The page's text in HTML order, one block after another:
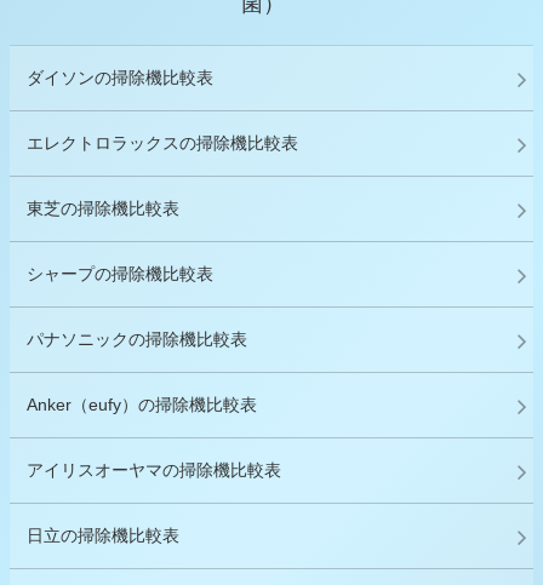
ダイソンの掃除機比較表
エレクトロラックスの掃除機比較表
東芝の掃除機比較表
シャープの掃除機比較表
パナソニックの掃除機比較表
Anker（eufy）の掃除機比較表
アイリスオーヤマの掃除機比較表
日立の掃除機比較表